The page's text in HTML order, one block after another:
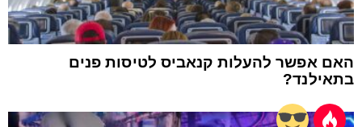
האם אפשר להעלות קנאביס לטיסות פנים
בתאילנד?